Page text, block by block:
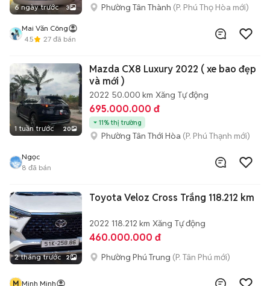
6 ngày trước 3 Phường Tân Thành (P. Phú Thọ Hòa mới)
Mai Văn Công
4.5
27 đã bán
1 tuần trước 20
Mazda CX8 Luxury 2022 ( xe bao đẹp
và mới )
2022 50.000 km Xăng Tự động
695.000.000 đ
11% thị trường
Phường Tân Thới Hòa (P. Phú Thạnh mới)
Ngọc
8 đã bán
2 tháng trước 2
Toyota Veloz Cross Trắng 118.212 km
2022 118.212 km Xăng Tự động
460.000.000 đ
Phường Phú Trung (P. Tân Phú mới)
M Minh Minh